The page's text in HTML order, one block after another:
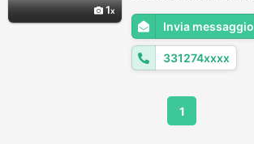
1
Invia messaggio
331274xxxx
1